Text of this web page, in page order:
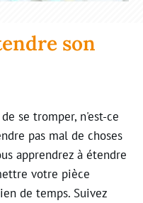
son
se tromper, n'est-ce
pas mal de choses
apprendrez à étendre
votre pièce
de temps. Suivez